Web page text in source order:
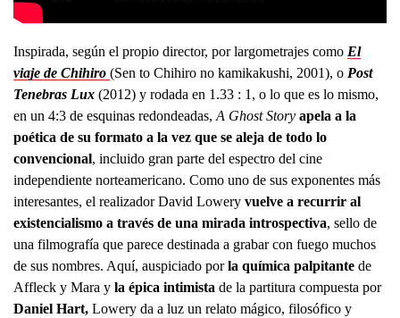
Inspirada, según el propio director, por largometrajes como El
viaje de Chihiro (Sen to Chihiro no kamikakushi, 2001), o Post
Tenebras Lux (2012) y rodada en 1.33 : 1, o lo que es lo mismo,
en un 4:3 de esquinas redondeadas,A Ghost Story apela a la
poética de su formato a la vez que se aleja de todo lo
convencional, incluido gran parte del espectro del cine
independiente norteamericano. Como uno de sus exponentes más
interesantes, el realizador David Lowery vuelve a recurrir al
existencialismo a través de una mirada introspectiva, sello de
una filmografía que parece destinada a grabar con fuego muchos
de sus nombres. Aquí, auspiciado porla química palpitante de
Affleck y Mara y la épica intimista de la partitura compuesta por
Daniel Hart, Lowery da a luz un relato mágico, filosófico y